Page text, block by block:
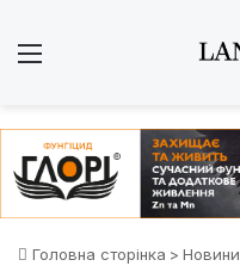
Головна сторінка > Новини